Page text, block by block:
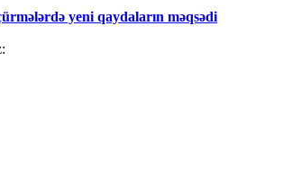
yeni qaydaların məqsədi